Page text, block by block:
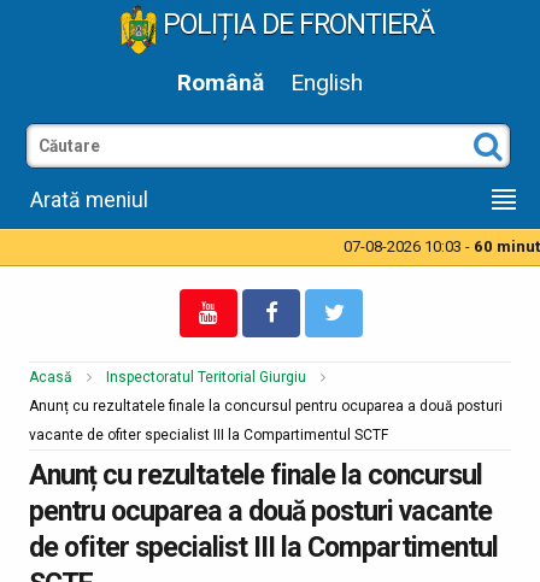
POLIȚIA DE FRONTIERĂ
Română English
Arată meniul
07-08-2026 10:03 - 60
Acasă
Inspectoratul Teritorial Giurgiu
Anunț cu rezultatele finale la concursul pentru ocuparea a două posturi
vacante de ofiter specialist III la Compartimentul SCTF
Anunț cu rezultatele finale la concursul
pentru ocuparea a două posturi vacante
de ofiter specialist III la Compartimentul